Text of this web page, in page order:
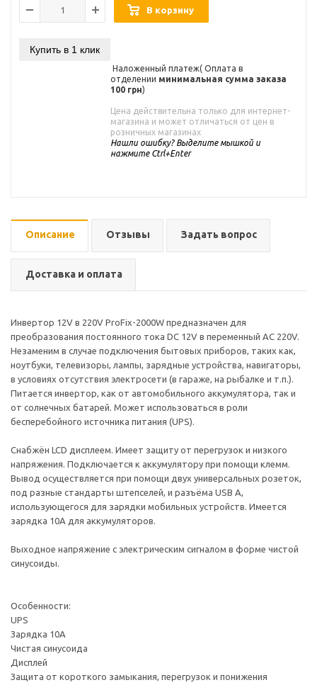
В корзину
Купить в 1 клик
Наложенный платеж( Оплата в
отделении минимальная сумма заказа
100 грн)
Цена действительна только для интернет-
магазина и может отличаться от цен в
розничных магазинах
Нашли ошибку? Выделите мышкой и
нажмите Ctrl+Enter
Описание Отзывы Задать вопрос
Доставка и оплата
Инвертор 12V в 220V ProFix-2000W предназначен для
преобразования постоянного тока DC 12V в переменный AC 220V.
Незаменим в случае подключения бытовых приборов, таких как,
ноутбуки, телевизоры, лампы, зарядные устройства, навигаторы,
в условиях отсутствия электросети (в гараже, на рыбалке и т.п.).
Питается инвертор, как от автомобильного аккумулятора, так и
от солнечных батарей. Может использоваться в роли
бесперебойного источника питания (UPS).
Снабжён LCD дисплеем. Имеет защиту от перегрузок и низкого
напряжения. Подключается к аккумулятору при помощи клемм.
Вывод осуществляется при помощи двух универсальных розеток,
под разные стандарты штепселей, и разъёма USB A,
использующегося для зарядки мобильных устройств. Имеется
зарядка 10А для аккумуляторов.
Выходное напряжение с электрическим сигналом в форме чистой
синусоиды.
Особенности:
UPS
Зарядка 10А
Чистая синусоида
Дисплей
Защита от короткого замыкания, перегрузок и понижения